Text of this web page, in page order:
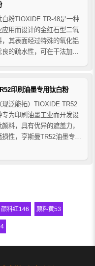
白粉TIOXIDE TR-48是一种
用而设计的金红石型二氧
其表面经过特殊的氧化铝
的疏水性，可在干法加工
料系统的流动性和扬尘
过程中保持低挥发性等特
印刷油墨专用钛白粉
现泛能拓）TIOXIDE TR52
为印刷油墨工业而开发设
料，具有优异的遮盖力，
性，亨斯曼TR52油墨专用
改良产品品质并且节约成
颜料红146 颜料黄53